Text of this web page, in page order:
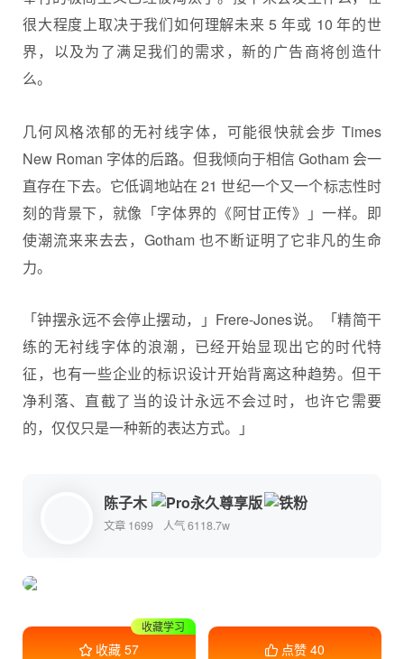
很大程度上取决于我们如何理解未来 5 年或 10 年的世
界，以及为了满足我们的需求，新的广告商将创造什
么。
几何风格浓郁的无衬线字体，可能很快就会步 Times
New Roman 字体的后路。但我倾向于相信 Gotham 会一
直存在下去。它低调地站在 21 世纪一个又一个标志性时
刻的背景下，就像「字体界的《阿甘正传》」一样。即
使潮流来来去去，Gotham 也不断证明了它非凡的生命
力。
「钟摆永远不会停止摆动，」Frere-Jones说。「精简干
练的无衬线字体的浪潮，已经开始显现出它的时代特
征，也有一些企业的标识设计开始背离这种趋势。但干
净利落、直截了当的设计永远不会过时，也许它需要
的，仅仅只是一种新的表达方式。」
陈子木
文章 1699 人气 6118.7w
收藏 57
干货满满
点赞 40